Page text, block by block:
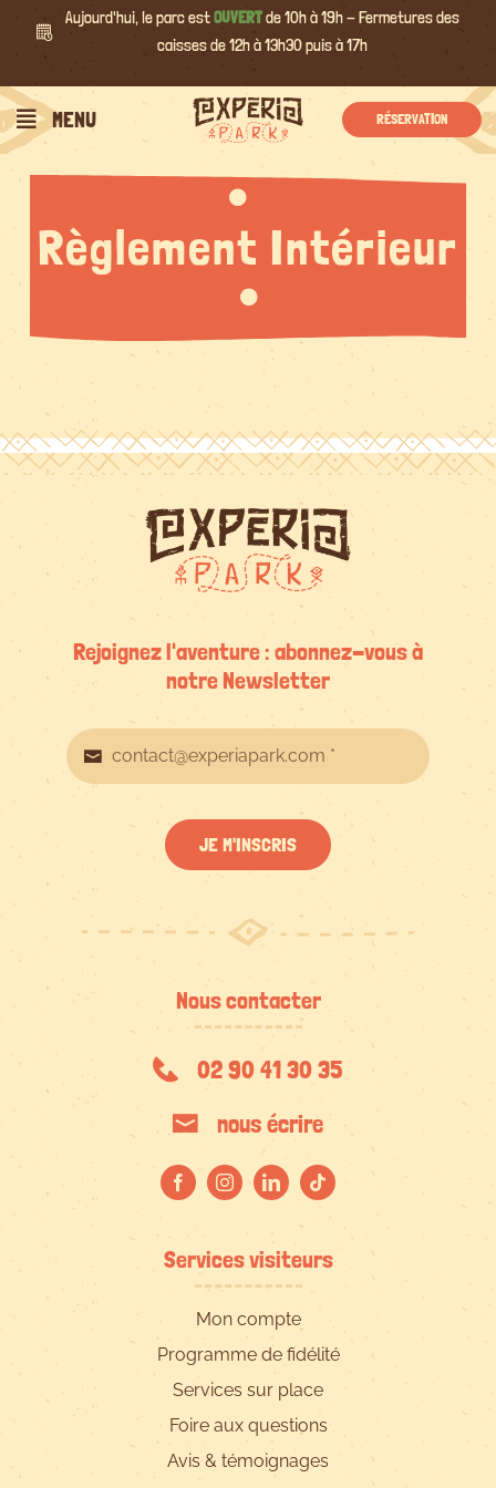
Aujourd'hui, le parc estOUVERTde 10h à 19h - Fermetures des
caisses de 12h à 13h30 puis à 17h
MENU RÉSERVATION
Règlement Intérieur
Rejoignez l'aventure : abonnez-vous à
notre Newsletter
JE M'INSCRIS
Nous contacter
02 90 41 30 35
nous écrire
Services visiteurs
Mon compte
Programme de fidélité
Services sur place
Foire aux questions
Avis & témoignages